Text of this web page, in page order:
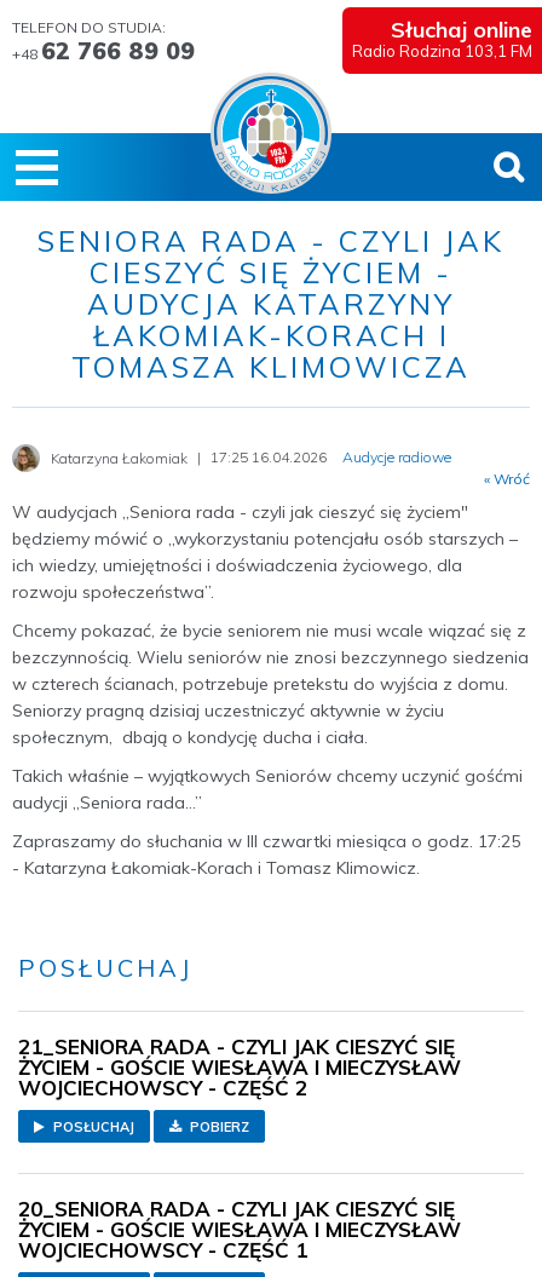
TELEFON DO STUDIA:
+48 62 766 89 09
Słuchaj online
Radio Rodzina 103,1 FM
SENIORA RADA - CZYLI JAK
CIESZYĆ SIĘ ŻYCIEM -
AUDYCJA KATARZYNY
ŁAKOMIAK-KORACH I
TOMASZA KLIMOWICZA
Katarzyna Łakomiak 17:25 16.04.2026
Audycje radiowe
« Wróć
W audycjach ,,Seniora rada - czyli jak cieszyć się życiem"
będziemy mówić o „wykorzystaniu potencjału osób starszych –
ich wiedzy, umiejętności i doświadczenia życiowego, dla
rozwoju społeczeństwa”.
Chcemy pokazać, że bycie seniorem nie musi wcale wiązać się z
bezczynnością. Wielu seniorów nie znosi bezczynnego siedzenia
w czterech ścianach, potrzebuje pretekstu do wyjścia z domu.
Seniorzy pragną dzisiaj uczestniczyć aktywnie w życiu
społecznym, dbają o kondycję ducha i ciała.
Takich właśnie – wyjątkowych Seniorów chcemy uczynić gośćmi
audycji ,,Seniora rada…”
Zapraszamy do słuchania w III czwartki miesiąca o godz. 17:25
- Katarzyna Łakomiak-Korach i Tomasz Klimowicz.
POSŁUCHAJ
21_SENIORA RADA - CZYLI JAK CIESZYĆ SIĘ
ŻYCIEM - GOŚCIE WIESŁAWA I MIECZYSŁAW
WOJCIECHOWSCY - CZĘŚĆ 2
POSŁUCHAJ POBIERZ
20_SENIORA RADA - CZYLI JAK CIESZYĆ SIĘ
ŻYCIEM - GOŚCIE WIESŁAWA I MIECZYSŁAW
WOJCIECHOWSCY - CZĘŚĆ 1